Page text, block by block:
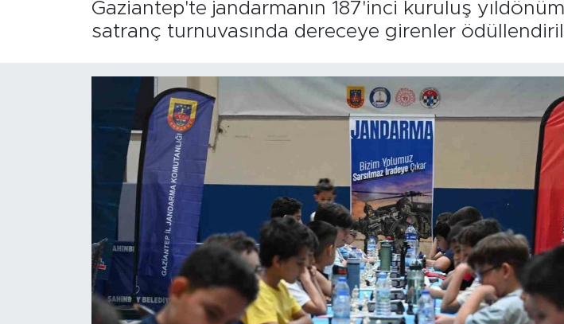
Gaziantep'te jandarmanın 187'inci kuruluş
satranç turnuvasında dereceye girenler